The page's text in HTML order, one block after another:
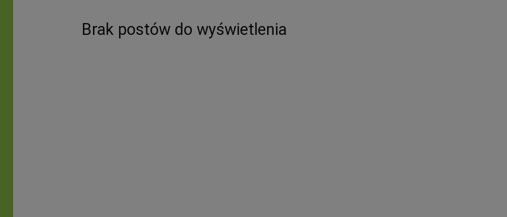
Brak postów do wyświetlenia